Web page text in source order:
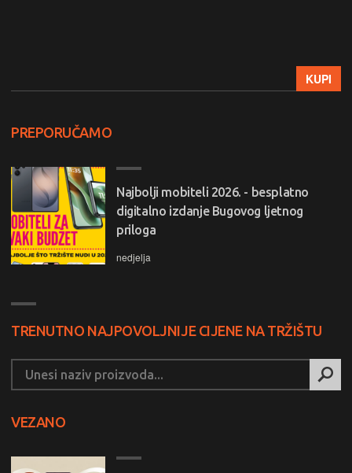
KUPI
PREPORUČAMO
Najbolji mobiteli 2026. - besplatno
digitalno izdanje Bugovog ljetnog
priloga
nedjelja
TRENUTNO NAJPOVOLJNIJE CIJENE NA TRŽIŠTU
VEZANO